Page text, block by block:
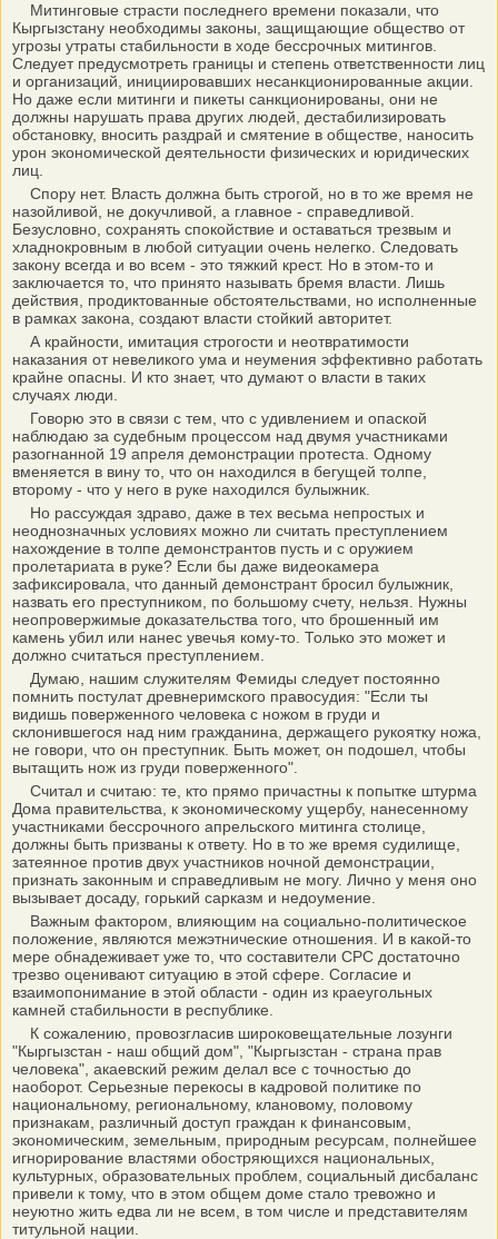
Митинговые страсти последнего времени показали, что
Кыргызстану необходимы законы, защищающие общество от
угрозы утраты стабильности в ходе бессрочных митингов.
Следует предусмотреть границы и степень ответственности лиц
и организаций, инициировавших несанкционированные акции.
Но даже если митинги и пикеты санкционированы, они не
должны нарушать права других людей, дестабилизировать
обстановку, вносить раздрай и смятение в обществе, наносить
урон экономической деятельности физических и юридических
лиц.
Спору нет. Власть должна быть строгой, но в то же время не
назойливой, не докучливой, а главное - справедливой.
Безусловно, сохранять спокойствие и оставаться трезвым и
хладнокровным в любой ситуации очень нелегко. Следовать
закону всегда и во всем - это тяжкий крест. Но в этом-то и
заключается то, что принято называть бремя власти. Лишь
действия, продиктованные обстоятельствами, но исполненные
в рамках закона, создают власти стойкий авторитет.
А крайности, имитация строгости и неотвратимости
наказания от невеликого ума и неумения эффективно работать
крайне опасны. И кто знает, что думают о власти в таких
случаях люди.
Говорю это в связи с тем, что с удивлением и опаской
наблюдаю за судебным процессом над двумя участниками
разогнанной 19 апреля демонстрации протеста. Одному
вменяется в вину то, что он находился в бегущей толпе,
второму - что у него в руке находился булыжник.
Но рассуждая здраво, даже в тех весьма непростых и
неоднозначных условиях можно ли считать преступлением
нахождение в толпе демонстрантов пусть и с оружием
пролетариата в руке? Если бы даже видеокамера
зафиксировала, что данный демонстрант бросил булыжник,
назвать его преступником, по большому счету, нельзя. Нужны
неопровержимые доказательства того, что брошенный им
камень убил или нанес увечья кому-то. Только это может и
должно считаться преступлением.
Думаю, нашим служителям Фемиды следует постоянно
помнить постулат древнеримского правосудия: "Если ты
видишь поверженного человека с ножом в груди и
склонившегося над ним гражданина, держащего рукоятку ножа,
не говори, что он преступник. Быть может, он подошел, чтобы
вытащить нож из груди поверженного".
Считал и считаю: те, кто прямо причастны к попытке штурма
Дома правительства, к экономическому ущербу, нанесенному
участниками бессрочного апрельского митинга столице,
должны быть призваны к ответу. Но в то же время судилище,
затеянное против двух участников ночной демонстрации,
признать законным и справедливым не могу. Лично у меня оно
вызывает досаду, горький сарказм и недоумение.
Важным фактором, влияющим на социально-политическое
положение, являются межэтнические отношения. И в какой-то
мере обнадеживает уже то, что составители СРС достаточно
трезво оценивают ситуацию в этой сфере. Согласие и
взаимопонимание в этой области - один из краеугольных
камней стабильности в республике.
К сожалению, провозгласив широковещательные лозунги
"Кыргызстан - наш общий дом", "Кыргызстан - страна прав
человека", акаевский режим делал все с точностью до
наоборот. Серьезные перекосы в кадровой политике по
национальному, региональному, клановому, половому
признакам, различный доступ граждан к финансовым,
экономическим, земельным, природным ресурсам, полнейшее
игнорирование властями обостряющихся национальных,
культурных, образовательных проблем, социальный дисбаланс
привели к тому, что в этом общем доме стало тревожно и
неуютно жить едва ли не всем, в том числе и представителям
титульной нации.